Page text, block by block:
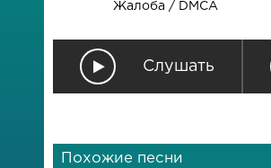
Жалоба / DMCA
Слушать
Похожие песни